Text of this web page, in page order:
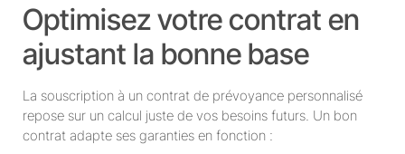
Optimisez votre contrat en
ajustant la bonne base
La souscription à un contrat de prévoyance personnalisé
repose sur un calcul juste de vos besoins futurs. Un bon
contrat adapte ses garanties en fonction :